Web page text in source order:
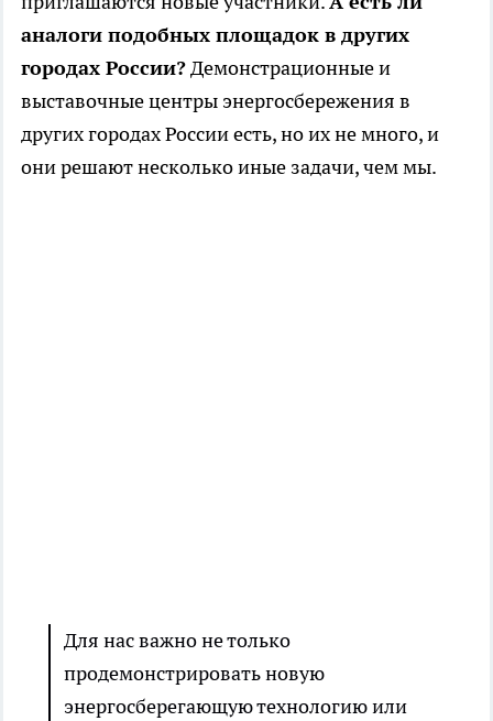
аналоги подобных площадок в других
городах России?Демонстрационные и
выставочные центры энергосбережения в
других городах России есть, но их не много, и
они решают несколько иные задачи, чем мы.
Для нас важно не только
продемонстрировать новую
энергосберегающую технологию или